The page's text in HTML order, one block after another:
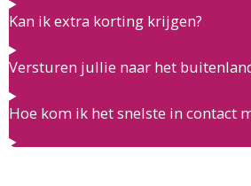
Kan ik extra korting krijgen?
Versturen jullie naar het
Hoe kom ik het snelste in contact